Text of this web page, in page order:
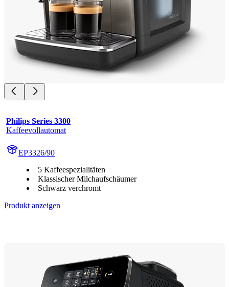
Philips Series 3300
Kaffeevollautomat
EP3326/90
5 Kaffeespezialitäten
Klassischer Milchaufschäumer
Schwarz verchromt
Produkt anzeigen